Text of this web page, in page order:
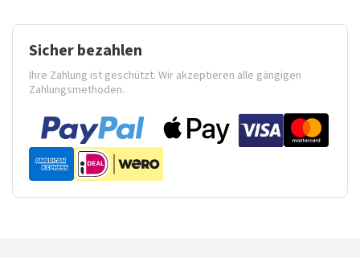
Sicher bezahlen
Ihre Zahlung ist geschützt. Wir akzeptieren alle gängigen
Zahlungsmethoden.